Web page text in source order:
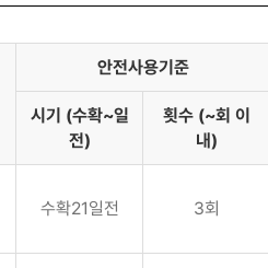
안전사용기준
시기 (수확~일
전)
횟수 (~회 이
내)
수확21일전 3회